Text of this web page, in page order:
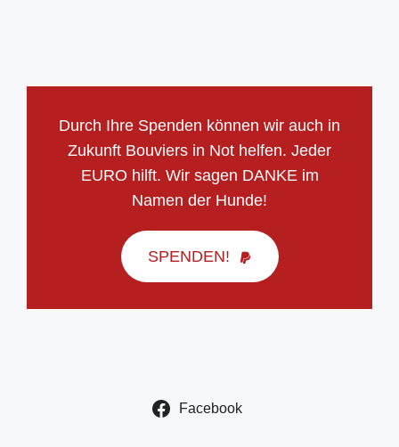
Durch Ihre Spenden können wir auch in
Zukunft Bouviers in Not helfen. Jeder
EURO hilft. Wir sagen DANKE im
Namen der Hunde!
SPENDEN!
Facebook